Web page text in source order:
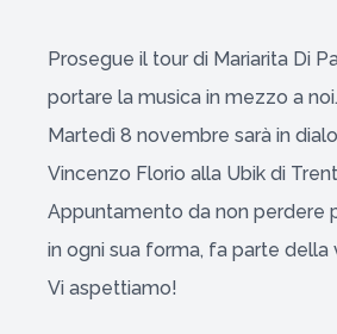
Prosegue il tour di Mariarita Di
portare la musica in mezzo a noi.
Martedì 8 novembre sarà in
Vincenzo Florio alla Ubik di
Appuntamento da non perdere
in ogni sua forma, fa parte della
Vi aspettiamo!